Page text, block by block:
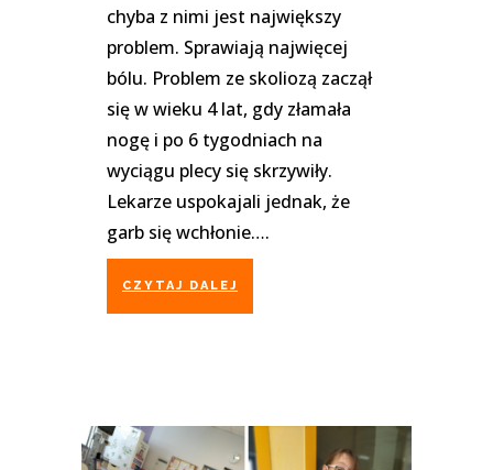
chyba z nimi jest największy
problem. Sprawiają najwięcej
bólu. Problem ze skoliozą zaczął
się w wieku 4️ lat, gdy złamała
nogę i po 6️ tygodniach na
wyciągu plecy się skrzywiły.
Lekarze uspokajali jednak, że
garb się wchłonie….
CZYTAJ DALEJ